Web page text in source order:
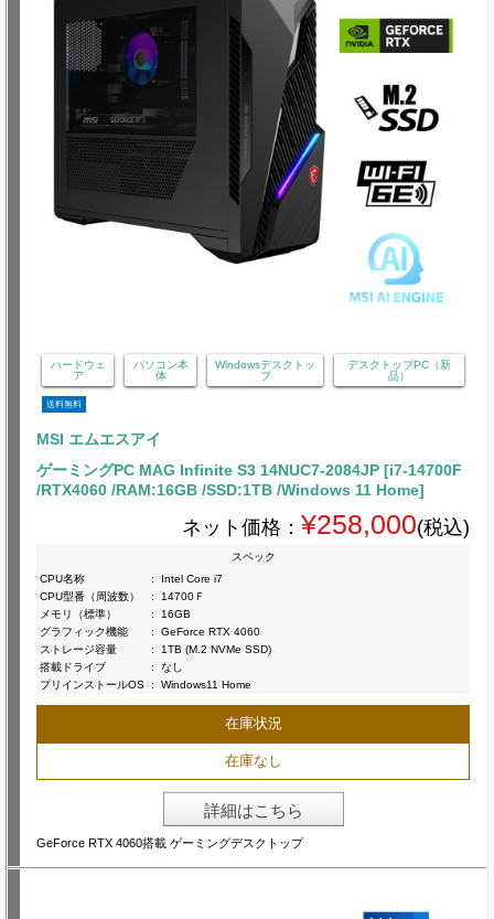
ハードウェ
ア
パソコン本
体
Windowsデスクトッ
プ
デスクトップPC（新
品）
送料無料
MSI エムエスアイ
ゲーミングPC MAG Infinite S3 14NUC7-2084JP [i7-14700F
/RTX4060 /RAM:16GB /SSD:1TB /Windows 11 Home]
ネット価格： ¥258,000(税込)
スペック
CPU名称
:
Intel Core i7
CPU型番（周波数）
:
14700Ｆ
メモリ（標準）
:
16GB
グラフィック機能
:
GeForce RTX 4060
ストレージ容量
:
1TB (M.2 NVMe SSD)
搭載ドライブ
:
なし
プリインストールOS : Windows11 Home
在庫状況
在庫なし
詳細はこちら
GeForce RTX 4060搭載 ゲーミングデスクトップ